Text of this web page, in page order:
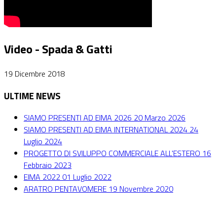
Video - Spada & Gatti
19 Dicembre 2018
ULTIME NEWS
SIAMO PRESENTI AD EIMA 2026 20 Marzo 2026
SIAMO PRESENTI AD EIMA INTERNATIONAL 2024 24
Luglio 2024
PROGETTO DI SVILUPPO COMMERCIALE ALL'ESTERO 16
Febbraio 2023
EIMA 2022 01 Luglio 2022
ARATRO PENTAVOMERE 19 Novembre 2020